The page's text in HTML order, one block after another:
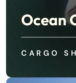
Ocean
CARGO